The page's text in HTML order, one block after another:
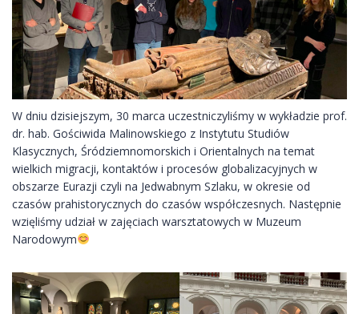
W dniu dzisiejszym, 30 marca uczestniczyliśmy w wykładzie prof.
dr. hab. Gościwida Malinowskiego z Instytutu Studiów
Klasycznych, Śródziemnomorskich i Orientalnych na temat
wielkich migracji, kontaktów i procesów globalizacyjnych w
obszarze Eurazji czyli na Jedwabnym Szlaku, w okresie od
czasów prahistorycznych do czasów współczesnych. Następnie
wzięliśmy udział w zajęciach warsztatowych w Muzeum
Narodowym